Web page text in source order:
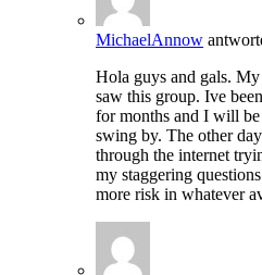
MichaelAnnow
Hola guys and gals.
saw this group. Ive
for months and I will
swing by. The other
through the internet
my staggering
more risk in whatever